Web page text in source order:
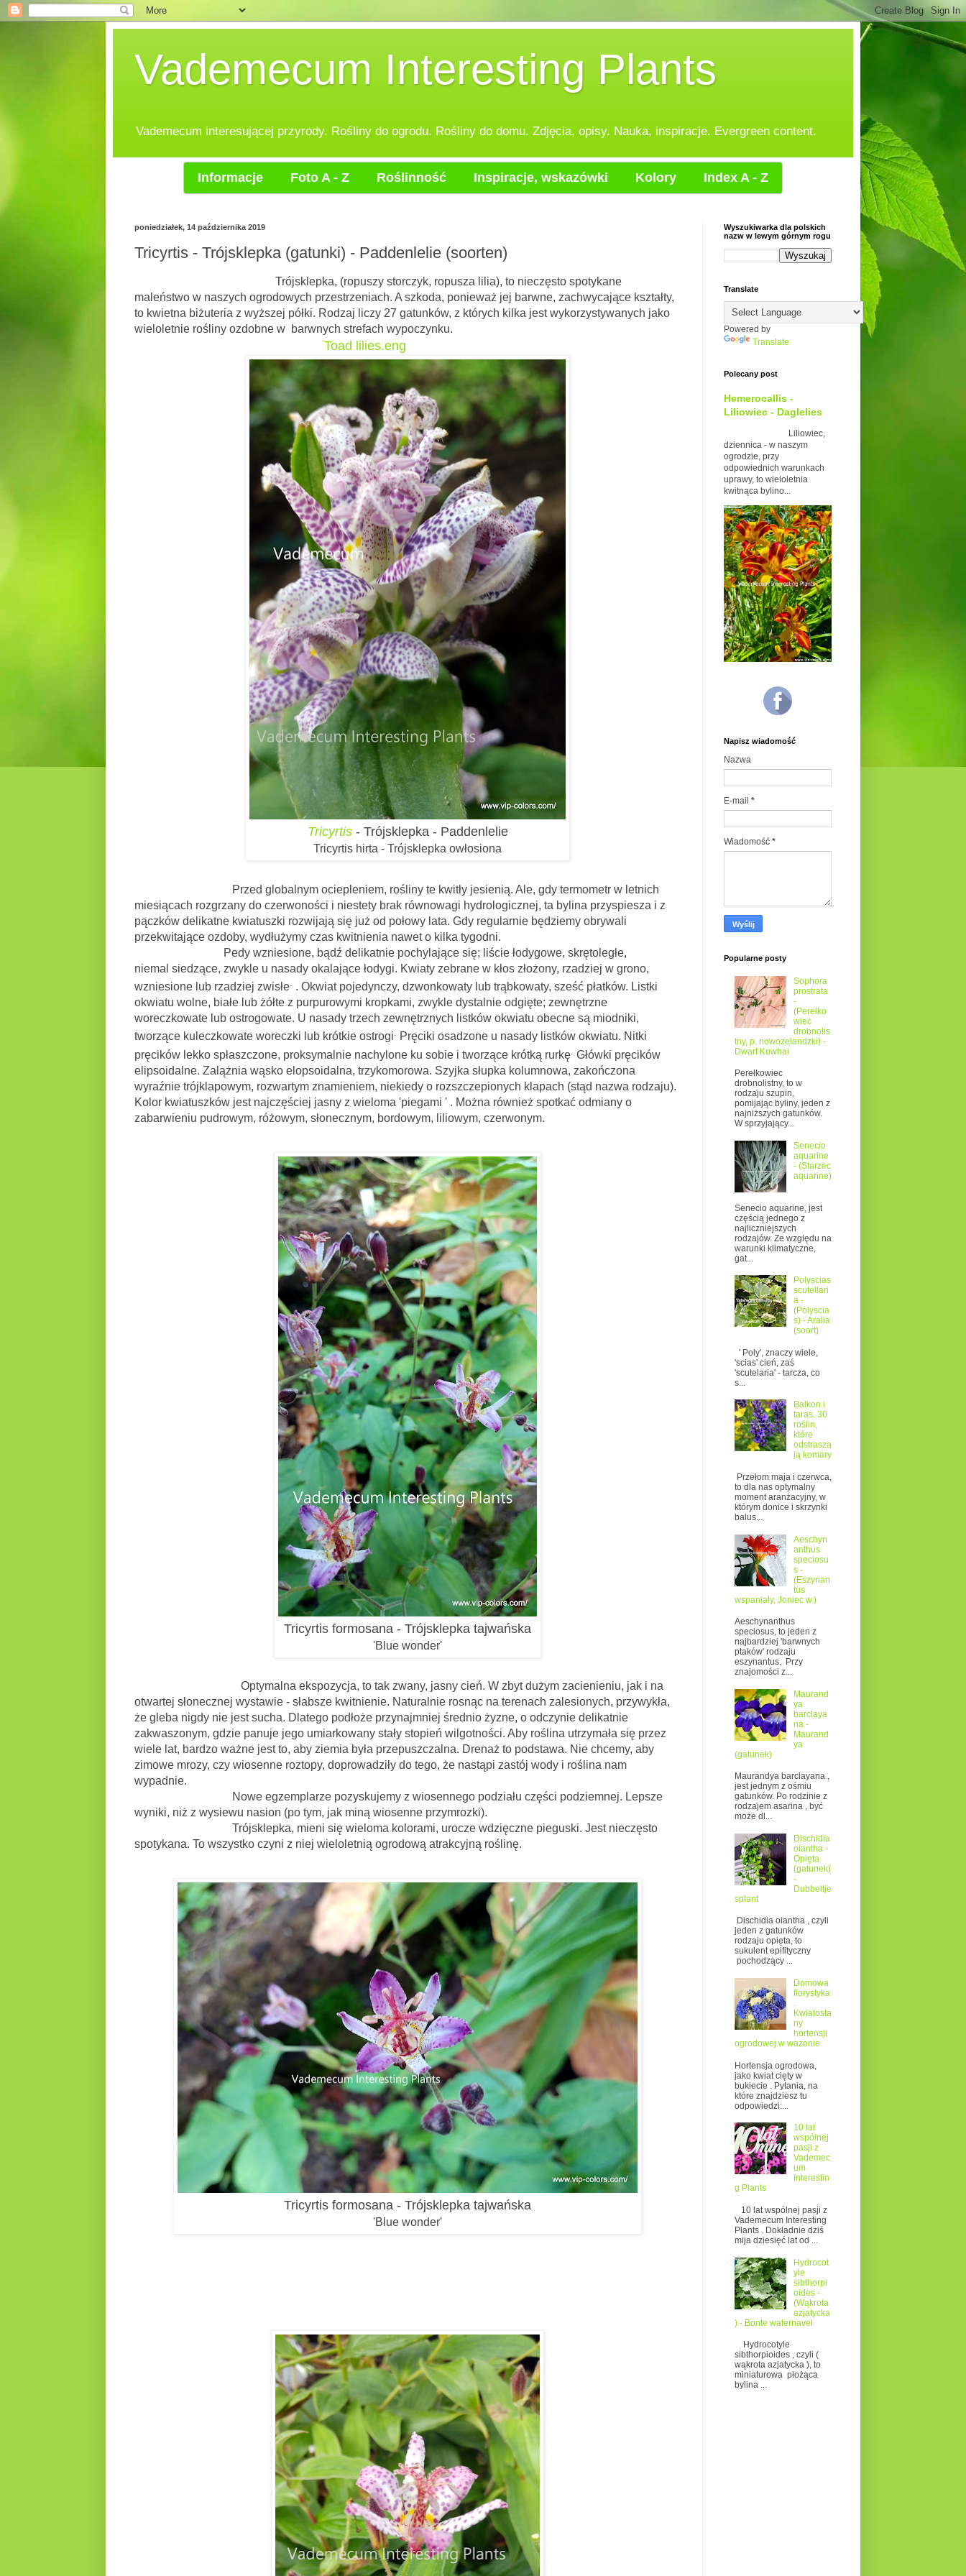
Vademecum Interesting Plants
Vademecum interesującej przyrody. Rośliny do ogrodu. Rośliny do domu. Zdjęcia, opisy. Nauka, inspiracje. Evergreen content.
Informacje Foto A - Z Roślinność Inspiracje, wskazówki Kolory Index A - Z
poniedziałek, 14 października 2019
Tricyrtis - Trójsklepka (gatunki) - Paddenlelie (soorten)
Trójsklepka, (ropuszy storczyk, ropusza lilia), to nieczęsto spotykane
maleństwo w naszych ogrodowych przestrzeniach. A szkoda, ponieważ jej barwne, zachwycające kształty,
to kwietna biżuteria z wyższej półki. Rodzaj liczy 27 gatunków, z których kilka jest wykorzystywanych jako
wieloletnie rośliny ozdobne w barwnych strefach wypoczynku.
Toad lilies.eng
Tricyrtis- Trójsklepka - Paddenlelie
Tricyrtis hirta - Trójsklepka owłosiona
Przed globalnym ociepleniem, rośliny te kwitły jesienią. Ale, gdy termometr w letnich
miesiącach rozgrzany do czerwoności i niestety brak równowagi hydrologicznej, ta bylina przyspiesza i z
pączków delikatne kwiatuszki rozwijają się już od połowy lata. Gdy regularnie będziemy obrywali
przekwitające ozdoby, wydłużymy czas kwitnienia nawet o kilka tygodni.
Pedy wzniesione, bądź delikatnie pochylające się; liście łodygowe, skrętoległe,
niemal siedzące, zwykle u nasady okalające łodygi. Kwiaty zebrane w kłos złożony, rzadziej w grono,
wzniesione lub rzadziej zwisłe . Okwiat pojedynczy, dzwonkowaty lub trąbkowaty, sześć płatków. Listki
okwiatu wolne, białe lub żółte z purpurowymi kropkami, zwykle dystalnie odgięte; zewnętrzne
woreczkowate lub ostrogowate. U nasady trzech zewnętrznych listków okwiatu obecne są miodniki,
tworzące kuleczkowate woreczki lub krótkie ostrogi. Pręciki osadzone u nasady listków okwiatu. Nitki
pręcików lekko spłaszczone, proksymalnie nachylone ku sobie i tworzące krótką rurkę Główki pręcików
elipsoidalne. Zalążnia wąsko elopsoidalna, trzykomorowa. Szyjka słupka kolumnowa, zakończona
wyraźnie trójklapowym, rozwartym znamieniem, niekiedy o rozszczepionych klapach (stąd nazwa rodzaju).
Kolor kwiatuszków jest najczęściej jasny z wieloma 'piegami ' . Można również spotkać odmiany o
zabarwieniu pudrowym, różowym, słonecznym, bordowym, liliowym, czerwonym.
Tricyrtis formosana - Trójsklepka tajwańska
'Blue wonder'
Optymalna ekspozycja, to tak zwany, jasny cień. W zbyt dużym zacienieniu, jak i na
otwartej słonecznej wystawie - słabsze kwitnienie. Naturalnie rosnąc na terenach zalesionych, przywykła,
że gleba nigdy nie jest sucha. Dlatego podłoże przynajmniej średnio żyzne, o odczynie delikatnie
zakwaszonym, gdzie panuje jego umiarkowany stały stopień wilgotności. Aby roślina utrzymała się przez
wiele lat, bardzo ważne jest to, aby ziemia była przepuszczalna. Drenaż to podstawa. Nie chcemy, aby
zimowe mrozy, czy wiosenne roztopy, doprowadziły do tego, że nastąpi zastój wody i roślina nam
wypadnie.
Nowe egzemplarze pozyskujemy z wiosennego podziału części podziemnej. Lepsze
wyniki, niż z wysiewu nasion (po tym, jak miną wiosenne przymrozki).
Trójsklepka, mieni się wieloma kolorami, urocze wdzięczne pieguski. Jest nieczęsto
spotykana. To wszystko czyni z niej wieloletnią ogrodową atrakcyjną roślinę.
Tricyrtis formosana - Trójsklepka tajwańska
'Blue wonder'
Wyszukiwarka dla polskich
nazw w lewym górnym rogu
Translate
Powered by
Translate
Polecany post
Hemerocallis -
Liliowiec - Daglelies
Liliowiec,
dziennica - w naszym
ogrodzie, przy
odpowiednich warunkach
uprawy, to wieloletnia
kwitnąca bylino...
Napisz wiadomość
Nazwa
E-mail *
Wiadomość *
Popularne posty
Sophora
prostrata
-
(Perełko
wiec
drobnolis
tny, p. nowozelandzki) -
Dwarf Kowhai
Perełkowiec
drobnolistny, to w
rodzaju szupin,
pomijając byliny, jeden z
najniższych gatunków.
W sprzyjający...
Senecio
aquarine
- (Starzec
aquarine)
Senecio aquarine, jest
częścią jednego z
najliczniejszych
rodzajów. Ze względu na
warunki klimatyczne,
gat...
Polyscias
scutellari
a -
(Polyscia
s) - Aralia
(soort)
' Poly', znaczy wiele,
'scias' cień, zaś
'scutelaria' - tarcza, co
s...
Balkon i
taras. 30
roślin,
które
odstrasza
ją komary
Przełom maja i czerwca,
to dla nas optymalny
moment aranżacyjny, w
którym donice i skrzynki
balus...
Aeschyn
anthus
speciosu
s -
(Eszynan
tus
wspaniały, Joniec w.)
Aeschynanthus
speciosus, to jeden z
najbardziej 'barwnych
ptaków' rodzaju
eszynantus. Przy
znajomości z...
Maurand
ya
barclaya
na -
Maurand
ya
(gatunek)
Maurandya barclayana ,
jest jednym z ośmiu
gatunków. Po rodzinie z
rodzajem asarina , być
może dl...
Dischidia
oiantha -
Opięta
(gatunek)
-
Dubbeltje
splant
Dischidia oiantha , czyli
jeden z gatunków
rodzaju opięta, to
sukulent epifityczny
pochodzący ...
Domowa
florystyka
.
Kwiatosta
ny
hortensji
ogrodowej w wazonie
Hortensja ogrodowa,
jako kwiat cięty w
bukiecie . Pytania, na
które znajdziesz tu
odpowiedzi:...
10 lat
wspólnej
pasji z
Vademec
um
Interestin
g Plants
10 lat wspólnej pasji z
Vademecum Interesting
Plants . Dokładnie dziś
mija dziesięć lat od ...
Hydrocot
yle
sibthorpi
oides -
(Wąkrota
azjatycka
) - Bonte waternavel
Hydrocotyle
sibthorpioides , czyli (
wąkrota azjatycka ), to
miniaturowa płożąca
bylina ...